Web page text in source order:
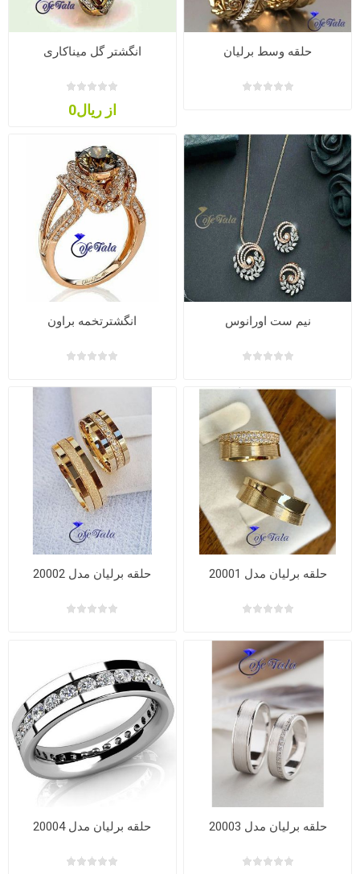
حلقه وسط برلیان انگشتر گل میناکاری
از ریال0
نیم ست اورانوس انگشترتخمه براون
حلقه برلیان مدل 20001 حلقه برلیان مدل 20002
حلقه برلیان مدل 20003 حلقه برلیان مدل 20004